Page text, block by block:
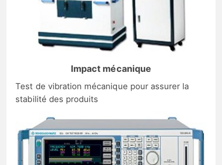
Impact mécanique
Test de vibration mécanique pour assurer la
stabilité des produits